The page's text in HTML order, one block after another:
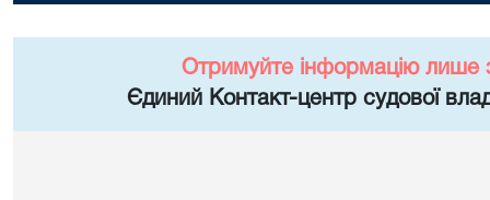
Отримуйте інформацію лише
Єдиний Контакт-центр судової